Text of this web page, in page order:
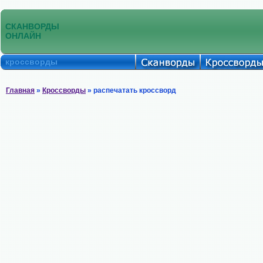
СКАНВОРДЫ
ОНЛАЙН
кроссворды
Главная » Кроссворды » распечатать кроссворд